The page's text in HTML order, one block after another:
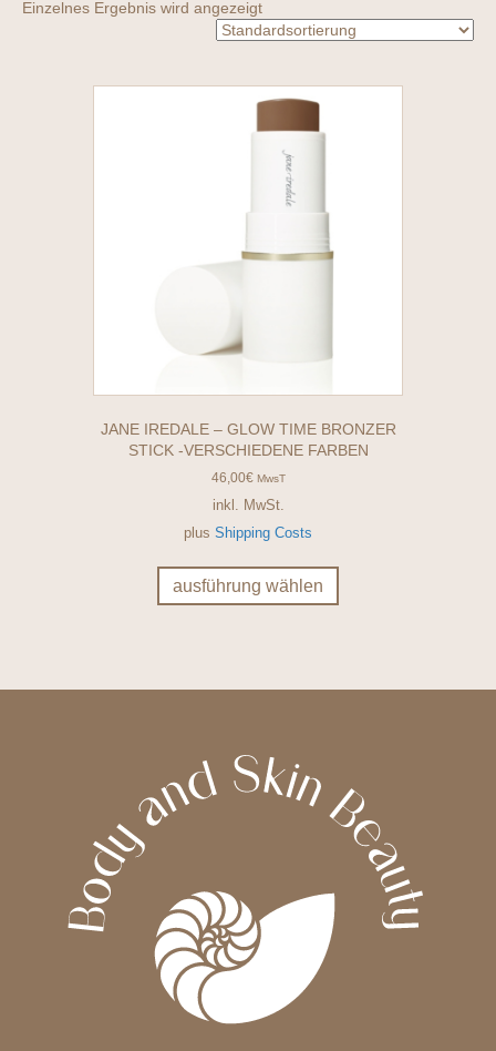
Einzelnes Ergebnis wird angezeigt
JANE IREDALE – GLOW TIME BRONZER
STICK -VERSCHIEDENE FARBEN
46,00€ MwsT
inkl. MwSt.
plus Shipping Costs
ausführung wählen
weist
Die
Produktseite
gewählt
werden